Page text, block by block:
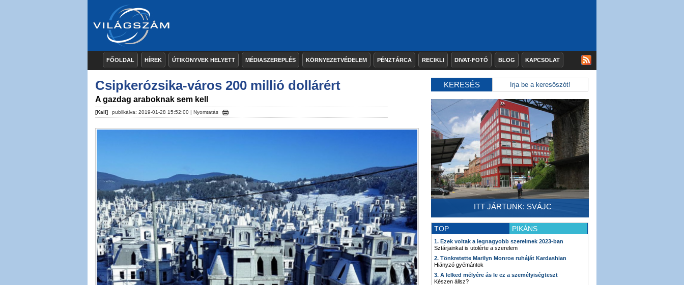
FŐOLDAL HÍREK ÚTIKÖNYVEK HELYETT MÉDIASZEREPLÉS KÖRNYEZETVÉDELEM PÉNZTÁRCA RECIKLI DIVAT-FOTÓ BLOG KAPCSOLAT
Csipkerózsika-város 200 millió dollárért
A gazdag araboknak sem kell
[Kail] publikálva: 2019-01-28 15:52:00 | Nyomtatás
KERESÉS
ITT JÁRTUNK: SVÁJC
TOP PIKÁNS
1. Ezek voltak a legnagyobb szerelmek 2023-ban
Sztárjainkat is utolérte a szerelem
2. Tönkretette Marilyn Monroe ruháját Kardashian
Hiányzó gyémántok
3. A lelked mélyére ás le ez a személyiségteszt
Készen állsz?